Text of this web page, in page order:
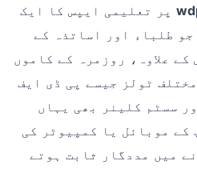
پر تعلیمی ایپس کا ایک
طلباء اور اساتذہ کے
علاوہ، روزمرہ کے کاموں
ٹولز جیسے پی ڈی ایف
سسٹم کلینر بھی یہاں
کے موبائل یا کمپیوٹر کی
میں مددگار ثابت ہوتے